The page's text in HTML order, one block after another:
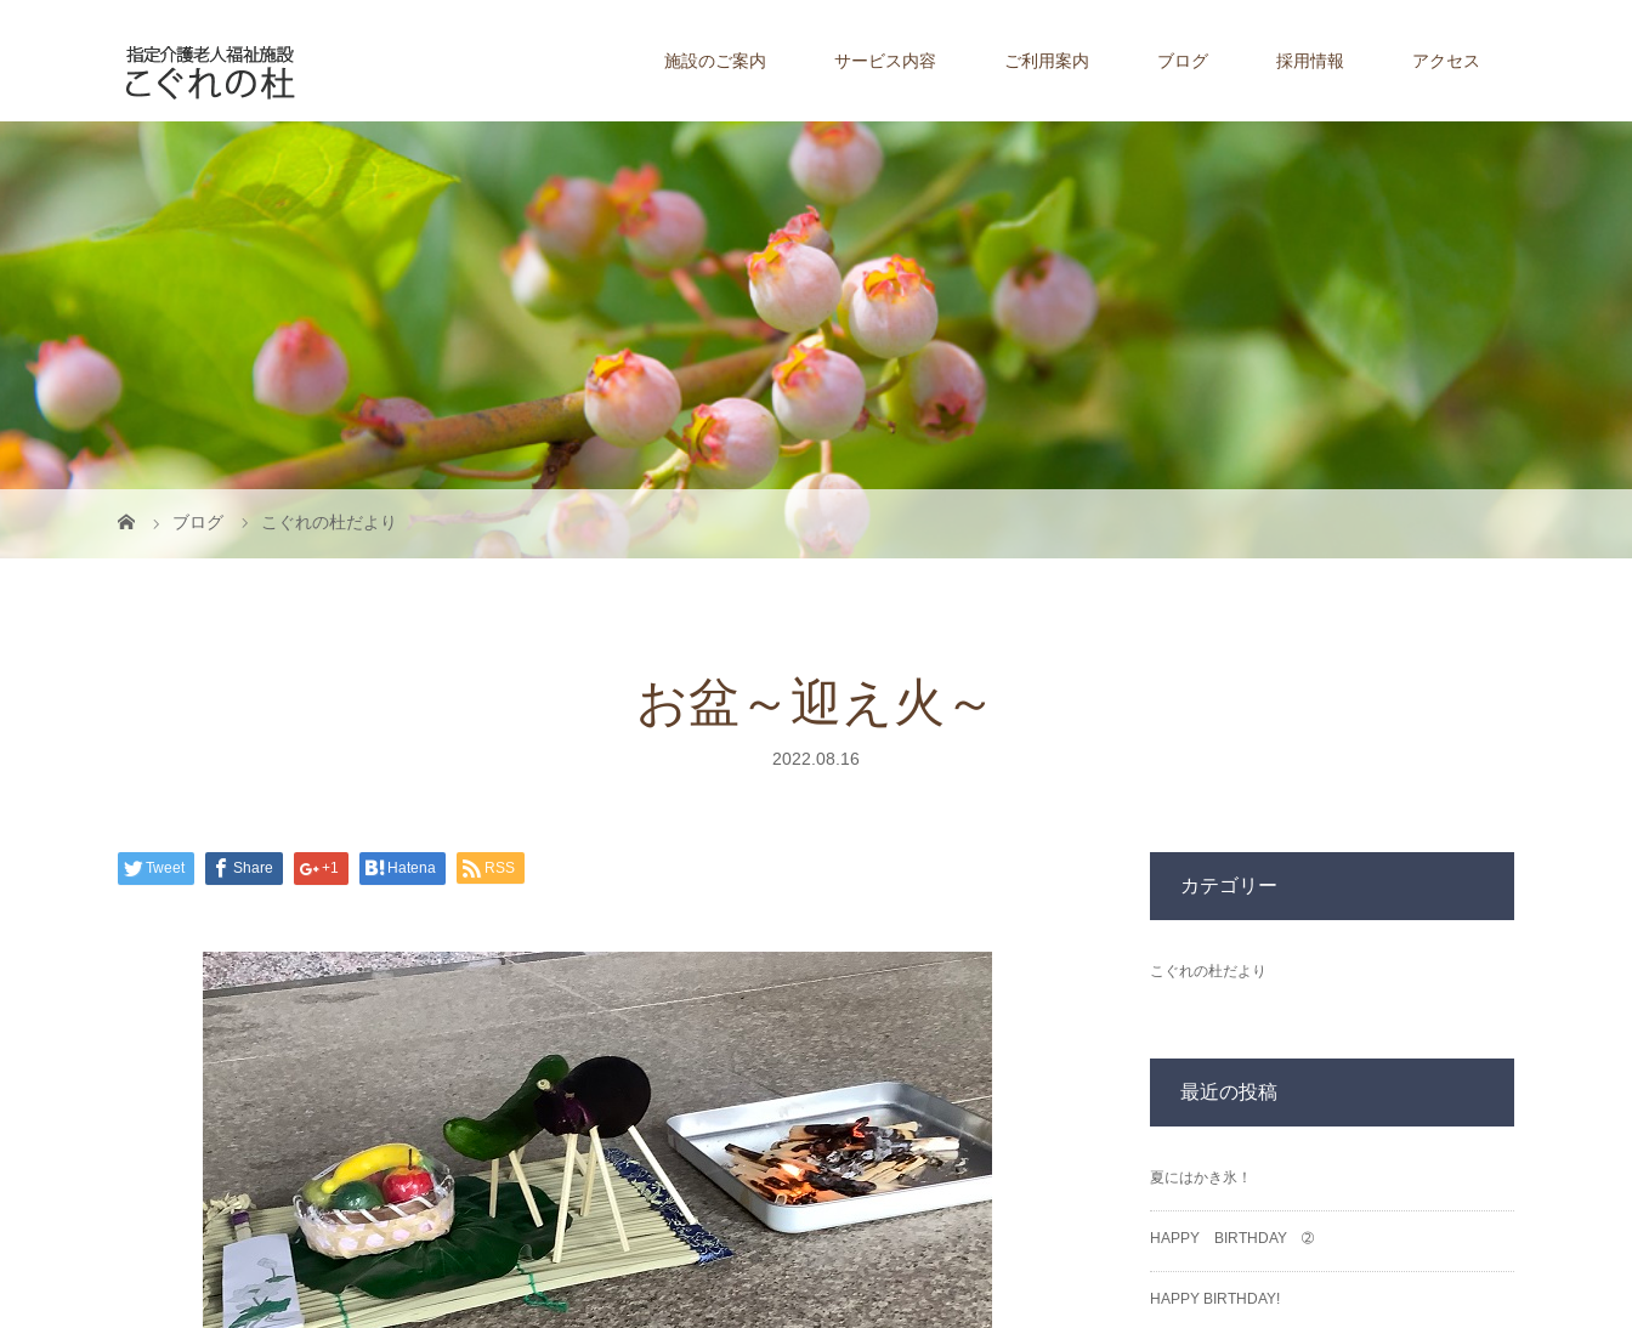
施設のご案内 サービス内容 ご利用案内 ブログ 採用情報 アクセス
ブログ こぐれの杜だより
お盆～迎え火～
2022.08.16
Tweet Share +1 Hatena RSS
カテゴリー
こぐれの杜だより
最近の投稿
夏にはかき氷！
HAPPY BIRTHDAY ➁
HAPPY BIRTHDAY!